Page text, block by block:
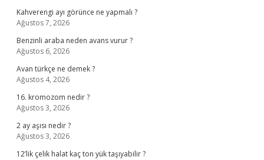
Kahverengi ayı görünce ne yapmalı ?
Ağustos 7, 2026
Benzinli araba neden avans vurur ?
Ağustos 6, 2026
Avan türkçe ne demek ?
Ağustos 4, 2026
16. kromozom nedir ?
Ağustos 3, 2026
2 ay aşısı nedir ?
Ağustos 3, 2026
12’lik çelik halat kaç ton yük taşıyabilir ?